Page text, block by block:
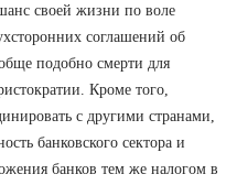
своей жизни по воле
соглашений об
подобно смерти для
Кроме того,
с другими странами,
банковского сектора и
банков тем же налогом в